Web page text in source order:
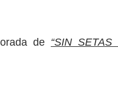
de “SIN